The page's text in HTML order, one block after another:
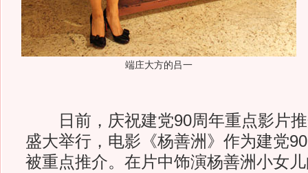
端庄大方的吕一
日前，庆祝建党90周年重点影片推
盛大举行，电影《杨善洲》作为建党
被重点推介。在片中饰演杨善洲小女